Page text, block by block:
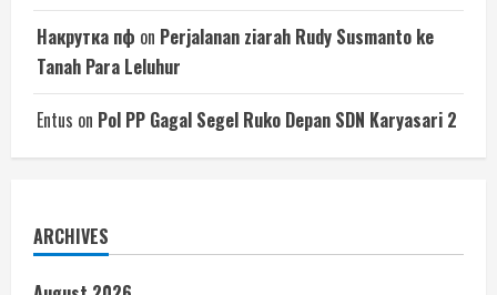
Накрутка пф on Perjalanan ziarah Rudy Susmanto ke
Tanah Para Leluhur
Entus on Pol PP Gagal Segel Ruko Depan SDN Karyasari 2
ARCHIVES